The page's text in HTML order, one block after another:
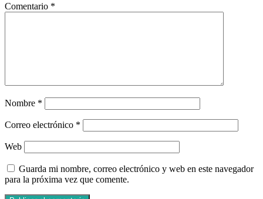
Comentario *
Nombre *
Correo electrónico *
Web
Guarda mi nombre, correo electrónico y web en este navegador
para la próxima vez que comente.